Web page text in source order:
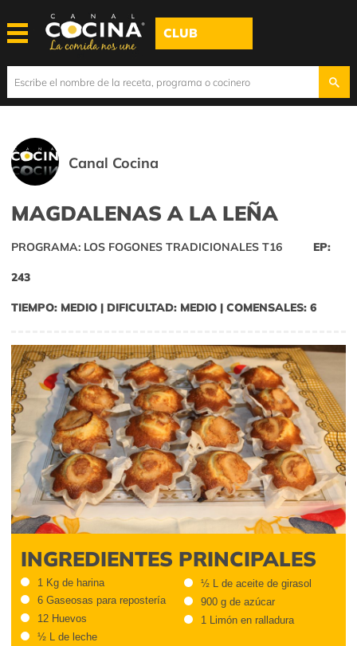
CLUB
Canal Cocina
MAGDALENAS A LA LEÑA
PROGRAMA: LOS FOGONES TRADICIONALES T16 EP:
243
TIEMPO: MEDIO | DIFICULTAD: MEDIO | COMENSALES: 6
INGREDIENTES PRINCIPALES
1 Kg de harina
6 Gaseosas para repostería
12 Huevos
½ L de leche
½ L de aceite de girasol
900 g de azúcar
1 Limón en ralladura